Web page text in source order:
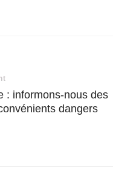
: informons-nous des
dangers